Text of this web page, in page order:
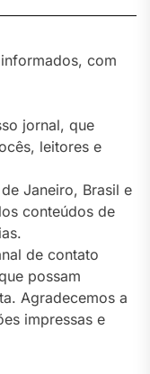
com
jornal, que
leitores e
Janeiro, Brasil e
conteúdos de
de contato
possam
Agradecemos a
impressas e